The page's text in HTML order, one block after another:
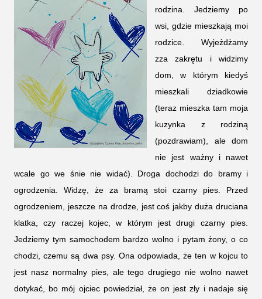
rodzina. Jedziemy po
wsi, gdzie mieszkają moi
rodzice. Wyjeżdżamy
zza zakrętu i widzimy
dom, w którym kiedyś
mieszkali dziadkowie
(teraz mieszka tam moja
kuzynka z rodziną
(pozdrawiam), ale dom
nie jest ważny i nawet
wcale go we śnie nie widać). Droga dochodzi do bramy i
ogrodzenia. Widzę, że za bramą stoi czarny pies. Przed
ogrodzeniem, jeszcze na drodze, jest coś jakby duża druciana
klatka, czy raczej kojec, w którym jest drugi czarny pies.
Jedziemy tym samochodem bardzo wolno i pytam żony, o co
chodzi, czemu są dwa psy. Ona odpowiada, że ten w kojcu to
jest nasz normalny pies, ale tego drugiego nie wolno nawet
dotykać, bo mój ojciec powiedział, że on jest zły i nadaje się